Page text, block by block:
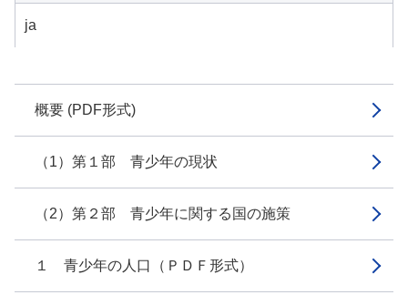
概要 (PDF形式)
（1）第１部 青少年の現状
（2）第２部 青少年に関する国の施策
１ 青少年の人口（ＰＤＦ形式）
ja